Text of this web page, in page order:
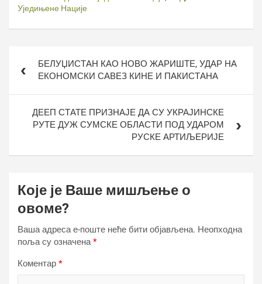
Уједињене Нације
чланкаБЕЛУЏИСТАН КАО НОВО ЖАРИШТЕ, УДАР НА
ЕКОНОМСКИ САВЕЗ КИНЕ И ПАКИСТАНА
ДЕЕП СТАТЕ ПРИЗНАЈЕ ДА СУ УКРАЈИНСКЕ
РУТЕ ДУЖ СУМСКЕ ОБЛАСТИ ПОД УДАРОМ
РУСКЕ АРТИЉЕРИЈЕ
Које је Ваше мишљење о
овоме?
Ваша адреса е-поште неће бити објављена. Неопходна
поља су означена*
Коментар *